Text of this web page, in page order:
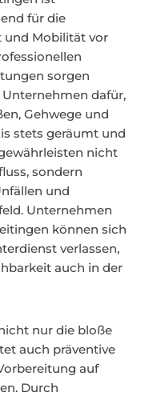
für die
und Mobilität vor
sorgen
dafür,
Gehwege und
stets geräumt und
nicht
sondern
und
Unternehmen
können sich
verlassen,
auch in der
nur die bloße
auch präventive
auf
Durch